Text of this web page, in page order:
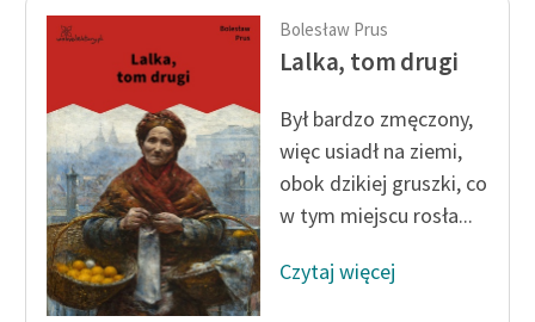
Materiały promocyjne
Polityka prywatności
Regulamin biblioteki
Dane fundacji i
sprawozdania finansowe
Regulamin darowizn
Informacja o treściach
wrażliwych
Bolesław Prus
Lalka, tom drugi
Był bardzo zmęczony,
więc usiadł na ziemi,
obok dzikiej gruszki, co
w tym miejscu rosła...
Czytaj więcej